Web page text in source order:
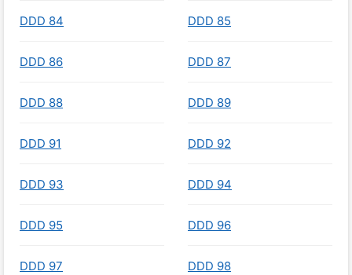
DDD 84 DDD 85
DDD 86 DDD 87
DDD 88 DDD 89
DDD 91 DDD 92
DDD 93 DDD 94
DDD 95 DDD 96
DDD 97 DDD 98